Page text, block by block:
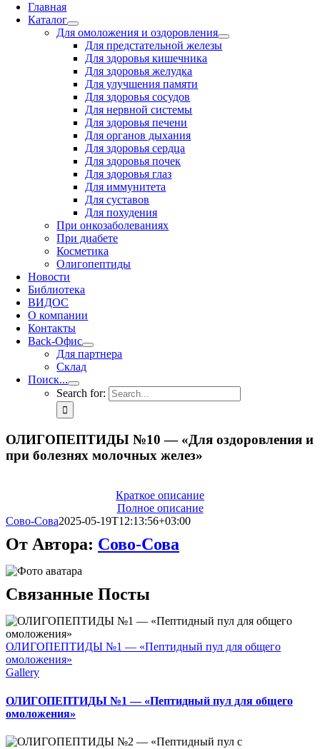
Главная
Каталог
Для омоложения и оздоровления
Для предстательной железы
Для здоровья кишечника
Для здоровья желудка
Для улучшения памяти
Для здоровья сосудов
Для нервной системы
Для здоровья печени
Для органов дыхания
Для здоровья сердца
Для здоровья почек
Для здоровья глаз
Для иммунитета
Для суставов
Для похудения
При онкозаболеваниях
При диабете
Косметика
Олигопептиды
Новости
Библиотека
ВИДОС
О компании
Контакты
Back-Офис
Для партнера
Склад
Поиск...
Search for:
ОЛИГОПЕПТИДЫ №10 — «Для оздоровления и
при болезнях молочных желез»
Краткое описание
Полное описание
Сово-Сова2025-05-19T12:13:56+03:00
От Автора: Сово-Сова
Связанные Посты
ОЛИГОПЕПТИДЫ №1 — «Пептидный пул для общего
омоложения»
Gallery
ОЛИГОПЕПТИДЫ №1 — «Пептидный пул для общего
омоложения»